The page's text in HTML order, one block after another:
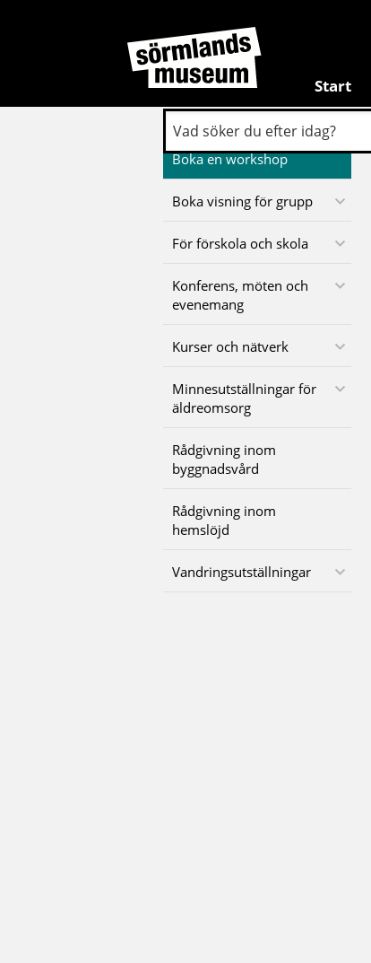
Start
Boka en workshop
Boka visning för grupp
För förskola och skola
Konferens, möten och
evenemang
Kurser och nätverk
Minnesutställningar för
äldreomsorg
Rådgivning inom
byggnadsvård
Rådgivning inom
hemslöjd
Vandringsutställningar